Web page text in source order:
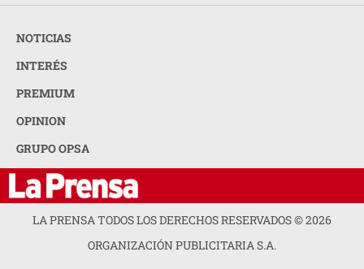
NOTICIAS
INTERÉS
PREMIUM
OPINION
GRUPO OPSA
LA PRENSA TODOS LOS DERECHOS RESERVADOS ©2026
ORGANIZACIÓN PUBLICITARIA S.A.